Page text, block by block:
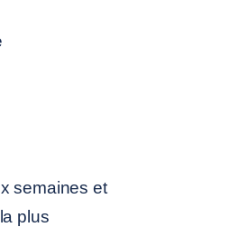
semaines et
plus